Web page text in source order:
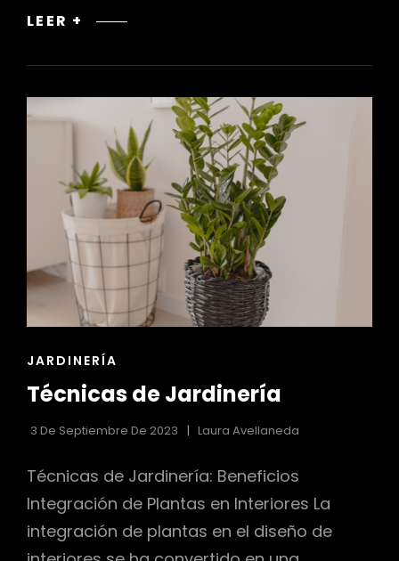
LEER +
CREACIÓN
OASIS
VEGETACIÓN
INTERIORES
ENLACES
LAS
JARDINERÍA
Técnicas de Jardinería
3 De Septiembre De 2023 Laura Avellaneda
Técnicas de Jardinería: Beneficios
Integración de Plantas en Interiores La
integración de plantas en el diseño de